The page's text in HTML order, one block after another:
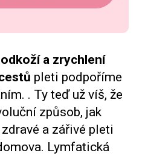
a zrychlení
pleti podpoříme
. Ty teď už víš, že
způsob, jak
a zářivé pleti
Lymfatická